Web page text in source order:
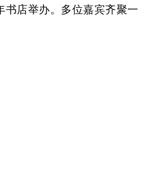
店举办。多位嘉宾齐聚一